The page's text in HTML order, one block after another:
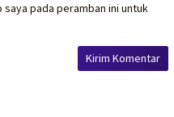
pada peramban ini untuk